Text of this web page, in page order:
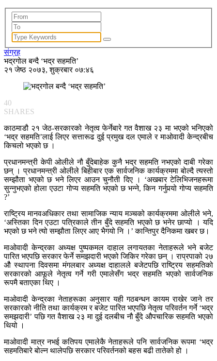
संग्रह
भद्रगोल बन्दै ‘भद्र सहमति’
२१ जेष्ठ २०७३, शुक्रबार ०७:४६
40
SHARES
काठमाडौ २१ जेठ-सरकारको नेतृत्व फेर्नेबारे गत वैशाख २३ मा भएको भनिएको
‘भद्र सहमति’लाई लिएर सत्तारूढ दुई प्रमुख दल एमाले र माओवादी केन्द्रबीच
किचलो भएको छ ।
प्रधानमन्त्री केपी ओलीले नौ बुँदेबाहेक कुनै भद्र सहमति नभएको दाबी गरेका
छन् । प्रधानमन्त्री ओलीले बिहीबार एक सार्वजनिक कार्यक्रममा बोल्दै त्यस्तो
सम्झौता भएको छ भने लिएर आउन चुनौती दिए । ‘अखबार टेलिभिजनहरूमा
सुन्नुभएको होला एउटा गोप्य सहमति भएको छ भन्ने, किन गर्नुपर्‍यो गोप्य सहमति
?’
राष्ट्रिय मानवअधिकार तथा सामाजिक न्याय मञ्चको कार्यक्रममा ओलीले भने,
‘अस्तिका दिन एउटा पत्रिकाले तीन बुँदे सहमति भएको छ भनेर छाप्यो । यदि
भएको छ भने त्यो सम्झौता लिएर आए भैगयो नि ।’ कान्तिपुर दैनिकमा खबर छ।
माओवादी केन्द्रका अध्यक्ष पुष्पकमल दाहाल लगायतका नेताहरूले भने बजेट
पारित भएपछि सरकार फेर्ने समझदारी भएको जिकिर गरेका छन् । राप्रपाको २७
औै स्थापना दिवसमा मंगलबार अध्यक्ष दाहालले बजेटपछि राष्ट्रिय सहमतिको
सरकारको आफूले नेतृत्व गर्ने गरी एमालेसँग भद्र सहमति भएको सार्वजनिक
रूपमै बताएका थिए ।
माओवादी केन्द्रका नेताहरूका अनुसार यही गठबन्धन कायम राखेर जाने तर
सरकारको नीति तथा कार्यक्रम र बजेट पारित भएपछि नेतृत्व परिवर्तन गर्ने ‘भद्र
समझदारी’ पछि गत वैशाख २३ मा दुई दलबीच नौ बुँदे औपचारिक सहमति भएको
थियो ।
माओवादी मात्र नभई कतिपय एमालेकै नेताहरूले पनि सार्वजनिक रूपमा ‘भद्र
सहमतिबारे बोल्न थालेपछि सरकार परिवर्तनको बहस बढी तातेको हो ।